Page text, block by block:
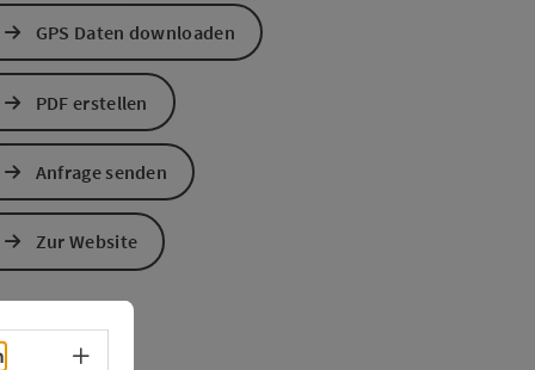
GPS Daten downloaden
PDF erstellen
Anfrage senden
Zur Website
Sprachwahl - Menü öffnen